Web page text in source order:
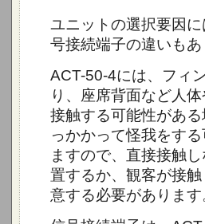
ユニットの選択要因
号接続端子の違いもあ
ACT-50-4には、フィ
り、座席背面など人
接触する可能性がある
っかかって怪我をす
ますので、直接接触
置するか、観客が接
意する必要があります